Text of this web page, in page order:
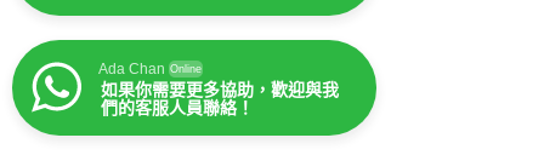
Ada Chan Online
如果你需要更多協助，歡迎與我
們的客服人員聯絡！